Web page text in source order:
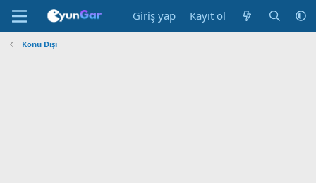
Giriş yap Kayıt ol
Konu Dışı